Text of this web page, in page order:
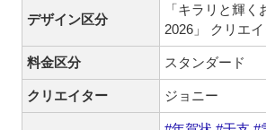
デザイン区分
「キラリと輝
2026」 クリエ
料金区分 スタンダード
クリエイター ジョニー